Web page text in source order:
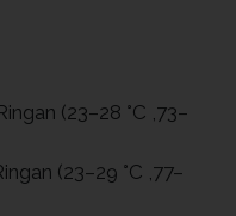
(23–28 °C ,73–
(23–29 °C ,77–